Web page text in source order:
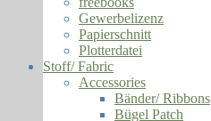
Gewerbelizenz
Papierschnitt
Plotterdatei
Stoff/ Fabric
Accessories
Bänder/ Ribbons
Bügel Patch